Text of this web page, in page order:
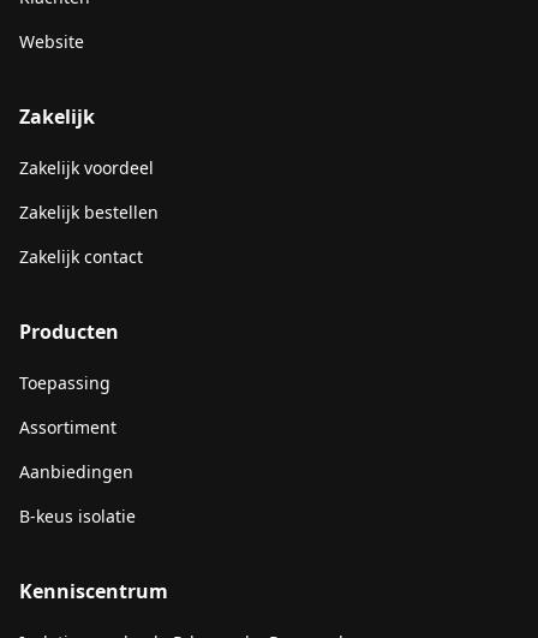
Website
Zakelijk
Zakelijk voordeel
Zakelijk bestellen
Zakelijk contact
Producten
Toepassing
Assortiment
Aanbiedingen
B-keus isolatie
Kenniscentrum